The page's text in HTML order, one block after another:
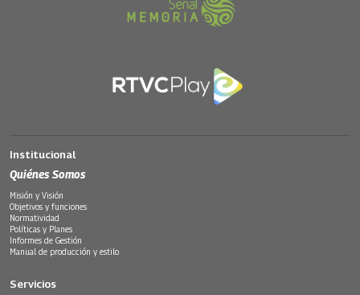
Institucional
Quiénes Somos
Misión y Visión
Objetivos y funciones
Normatividad
Políticas y Planes
Informes de Gestión
Manual de producción y estilo
Servicios